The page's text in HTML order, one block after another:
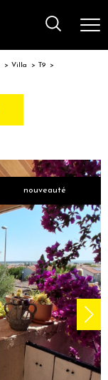
Villa T9
nouveauté